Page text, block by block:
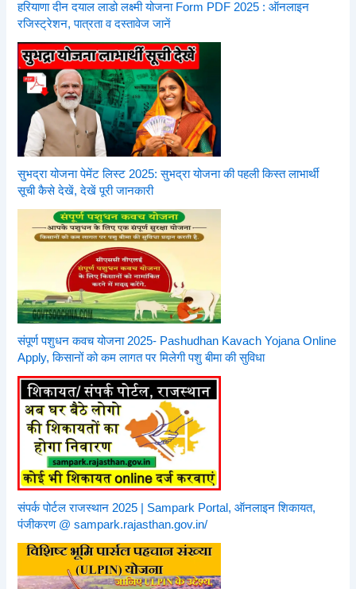
हरियाणा दीन दयाल लाडो लक्ष्मी योजना Form PDF 2025 : ऑनलाइन
रजिस्ट्रेशन, पात्रता व दस्तावेज जानें
सुभद्रा योजना पेमेंट लिस्ट 2025: सुभद्रा योजना की पहली किस्त लाभार्थी
सूची कैसे देखें, देखें पूरी जानकारी
संपूर्ण पशुधन कवच योजना 2025- Pashudhan Kavach Yojana Online
Apply, किसानों को कम लागत पर मिलेगी पशु बीमा की सुविधा
संपर्क पोर्टल राजस्थान 2025 | Sampark Portal, ऑनलाइन शिकायत,
पंजीकरण @ sampark.rajasthan.gov.in/